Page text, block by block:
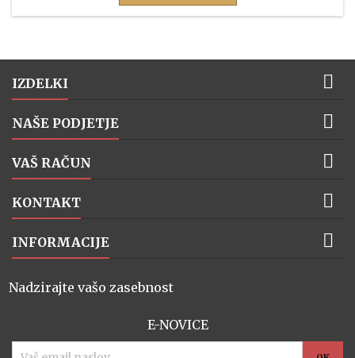
IZDELKI 
NAŠE PODJETJE 
VAŠ RAČUN 
KONTAKT 
INFORMACIJE 
Nadzirajte vašo zasebnost
E-NOVICE